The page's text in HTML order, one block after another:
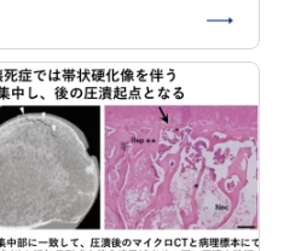
が参加している多施設共同試
目的としています。